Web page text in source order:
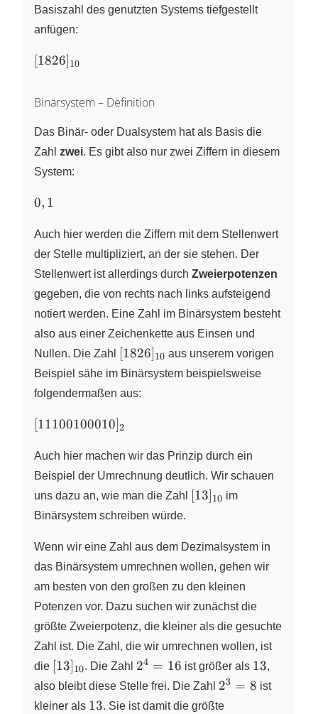
10^{0}
Basiszahl des genutzten Systems tiefgestellt
anfügen:
[1826]_{10}
[1826]10
Binärsystem – Definition
Das Binär- oder Dualsystem hat als Basis die
Zahl zwei. Es gibt also nur zwei Ziffern in diesem
System:
0,1
0, 1
Auch hier werden die Ziffern mit dem Stellenwert
der Stelle multipliziert, an der sie stehen. Der
Stellenwert ist allerdings durch Zweierpotenzen
gegeben, die von rechts nach links aufsteigend
notiert werden. Eine Zahl im Binärsystem besteht
also aus einer Zeichenkette aus Einsen und
Nullen. Die Zahl
[1826]_{10}
[1826]10 aus unserem vorigen
Beispiel sähe im Binärsystem beispielsweise
folgendermaßen aus:
[11100100010]_{2}
[11100100010]2
Auch hier machen wir das Prinzip durch ein
Beispiel der Umrechnung deutlich. Wir schauen
uns dazu an, wie man die Zahl
[13]_{10}
[13]10 im
Binärsystem schreiben würde.
Wenn wir eine Zahl aus dem Dezimalsystem in
das Binärsystem umrechnen wollen, gehen wir
am besten von den großen zu den kleinen
Potenzen vor. Dazu suchen wir zunächst die
größte Zweierpotenz, die kleiner als die gesuchte
Zahl ist. Die Zahl, die wir umrechnen wollen, ist
die [13]_{10}
[13]10. Die Zahl 2^{4}
= 16
24 = 16 ist größer als 13
13,
also bleibt diese Stelle frei. Die Zahl 2^{3}
= 8
23 = 8 ist
kleiner als 13
13. Sie ist damit die größte